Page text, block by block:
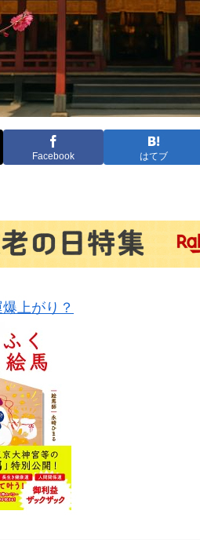
Facebook はてブ
上がり？